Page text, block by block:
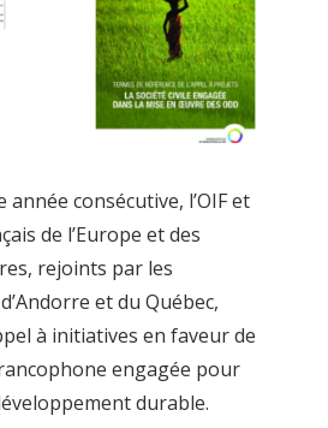
consécutive, l’OIF et
de l’Europe et des
rejoints par les
et du Québec,
à initiatives en faveur de
engagée pour
durable.